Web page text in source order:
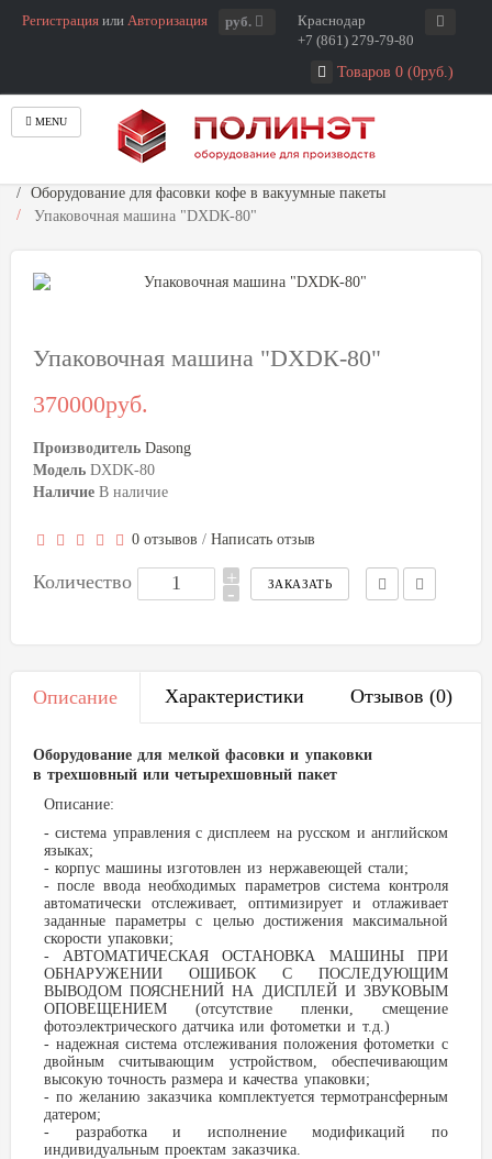
Регистрация или Авторизация руб.
Краснодар
+7 (861) 279-79-80
Товаров 0 (0руб.)
MENU
Оборудование для фасовки кофе в вакуумные пакеты
Упаковочная машина "DXDК-80"
Упаковочная машина "DXDК-80"
370000руб.
Производитель Dasong
Модель DXDK-80
Наличие В наличие
0 отзывов / Написать отзыв
Количество +
-
Описание Характеристики Отзывов (0)
Оборудование для мелкой фасовки и упаковки
втрехшовный или четырехшовный пакет
Описание:
- система управления с дисплеем на русском и английском
языках;
- корпус машины изготовлен из нержавеющей стали;
- после ввода необходимых параметров система контроля
автоматически отслеживает, оптимизирует и отлаживает
заданные параметры с целью достижения максимальной
скорости упаковки;
- АВТОМАТИЧЕСКАЯ ОСТАНОВКА МАШИНЫ ПРИ
ОБНАРУЖЕНИИ ОШИБОК С ПОСЛЕДУЮЩИМ
ВЫВОДОМ ПОЯСНЕНИЙ НА ДИСПЛЕЙ И ЗВУКОВЫМ
ОПОВЕЩЕНИЕМ (отсутствие пленки, смещение
фотоэлектрического датчика или фотометки и т.д.)
- надежная система отслеживания положения фотометки с
двойным считывающим устройством, обеспечивающим
высокую точность размера и качества упаковки;
- по желанию заказчика комплектуется термотрансферным
датером;
- разработка и исполнение модификаций по
индивидуальным проектам заказчика.